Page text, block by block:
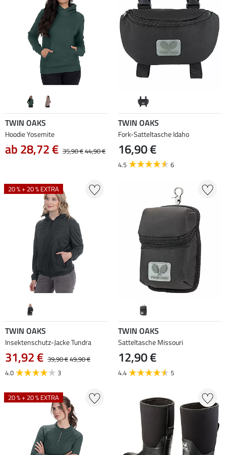
TWIN OAKS
Hoodie Yosemite
ab 28,72 € 35,90 €44,90 €
TWIN OAKS
Fork-Satteltasche Idaho
16,90 €
4.5 6
20 % + 20 % EXTRA
TWIN OAKS
Insektenschutz-Jacke Tundra
31,92 € 39,90 €49,90 €
4.0
3
TWIN OAKS
Satteltasche Missouri
12,90 €
4.4 5
20 % + 20 % EXTRA